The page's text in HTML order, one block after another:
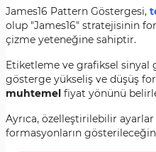
James16 Pattern Göstergesi,
olup "James16" stratejisinin
çizme yeteneğine sahiptir.
Etiketleme ve grafiksel sinyal
gösterge yükseliş ve düşüş
muhtemel fiyat yönünü
Ayrıca, özelleştirilebilir
formasyonların